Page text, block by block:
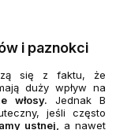
i paznokci
się z faktu, że
duży wpływ na
włosy. Jednak B
jeśli często
ustnej,
a nawet